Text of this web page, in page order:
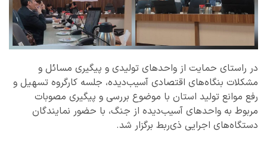
در راستای حمایت از واحدهای تولیدی و پیگیری مسائل و
مشکلات بنگاه‌های اقتصادی آسیب‌دیده، جلسه کارگروه تسهیل و
رفع موانع تولید استان با موضوع بررسی و پیگیری مصوبات
مربوط به واحدهای آسیب‌دیده از جنگ، با حضور نمایندگان
دستگاه‌های اجرایی ذی‌ربط برگزار شد.